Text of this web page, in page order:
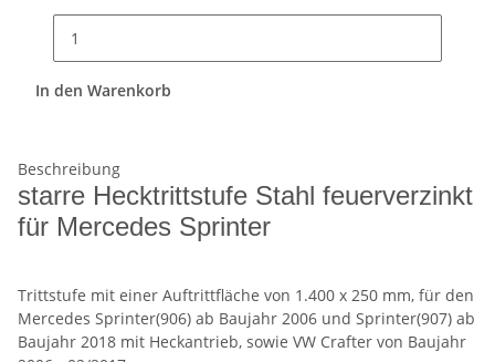
In den Warenkorb
Beschreibung
starre Hecktrittstufe Stahl feuerverzinkt
für Mercedes Sprinter
Trittstufe mit einer Auftrittfläche von 1.400 x 250 mm, für den
Mercedes Sprinter(906) ab Baujahr 2006 und Sprinter(907) ab
Baujahr 2018 mit Heckantrieb, sowie VW Crafter von Baujahr